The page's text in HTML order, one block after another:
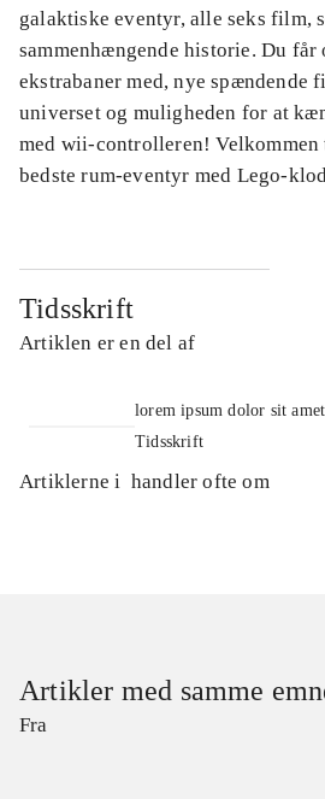
galaktiske eventyr, alle seks film,
sammenhængende historie. Du får
ekstrabaner med, nye spændende
universet og muligheden for at
med wii-controlleren! Velkommen
bedste rum-eventyr med Lego-
Tidsskrift
Artiklen er en del af
lorem ipsum dolor sit amet
Tidsskrift
Artiklerne i handler ofte om
Artikler med samme
Fra